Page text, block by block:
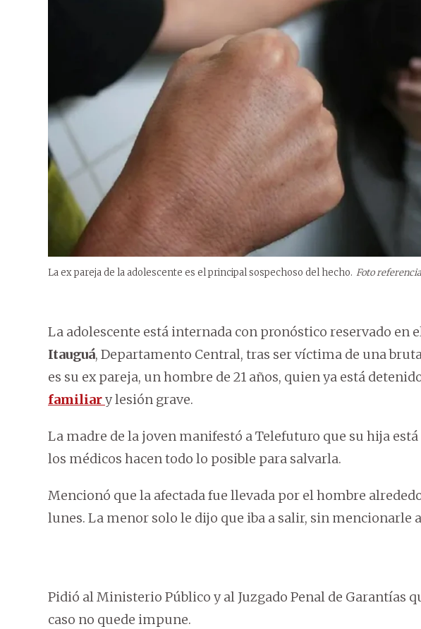
La ex pareja de la adolescente es el principal sospechoso del hecho. Foto
La adolescente está internada con pronóstico reservado en
Itauguá, Departamento Central, tras ser víctima de una
es su ex pareja, un hombre de 21 años, quien ya está
familiary lesión grave.
La madre de la joven manifestó a Telefuturo que su hija
los médicos hacen todo lo posible para salvarla.
Mencionó que la afectada fue llevada por el hombre
lunes. La menor solo le dijo que iba a salir, sin mencionarle
Pidió al Ministerio Público y al Juzgado Penal de Garantías
caso no quede impune.